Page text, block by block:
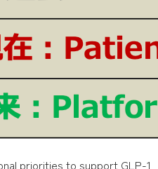
priorities to support GLP-1